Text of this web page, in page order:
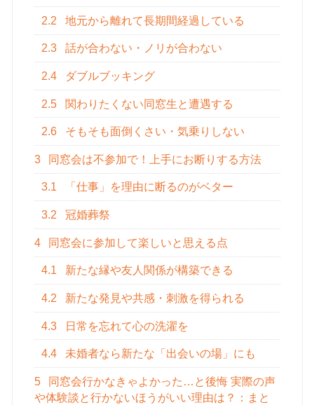
2.2 地元から離れて長期間経過している
2.3 話が合わない・ノリが合わない
2.4 ダブルブッキング
2.5 関わりたくない同窓生と遭遇する
2.6 そもそも面倒くさい・気乗りしない
3 同窓会は不参加で！上手にお断りする方法
3.1 「仕事」を理由に断るのがベター
3.2 冠婚葬祭
4 同窓会に参加して楽しいと思える点
4.1 新たな縁や友人関係が構築できる
4.2 新たな発見や共感・刺激を得られる
4.3 日常を忘れて心の洗濯を
4.4 未婚者なら新たな「出会いの場」にも
5
同窓会行かなきゃよかった…と後悔 実際の声
や体験談と行かないほうがいい理由は？：まと